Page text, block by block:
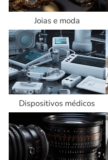
Joias e moda
Dispositivos médicos